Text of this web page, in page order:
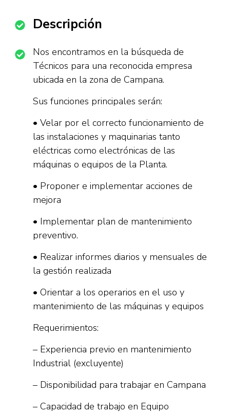
Descripción
Nos encontramos en la búsqueda de
Técnicos para una reconocida empresa
ubicada en la zona de Campana.
Sus funciones principales serán:
• Velar por el correcto funcionamiento de
las instalaciones y maquinarias tanto
eléctricas como electrónicas de las
máquinas o equipos de la Planta.
• Proponer e implementar acciones de
mejora
• Implementar plan de mantenimiento
preventivo.
• Realizar informes diarios y mensuales de
la gestión realizada
• Orientar a los operarios en el uso y
mantenimiento de las máquinas y equipos
Requerimientos:
– Experiencia previo en mantenimiento
Industrial (excluyente)
– Disponibilidad para trabajar en Campana
– Capacidad de trabajo en Equipo